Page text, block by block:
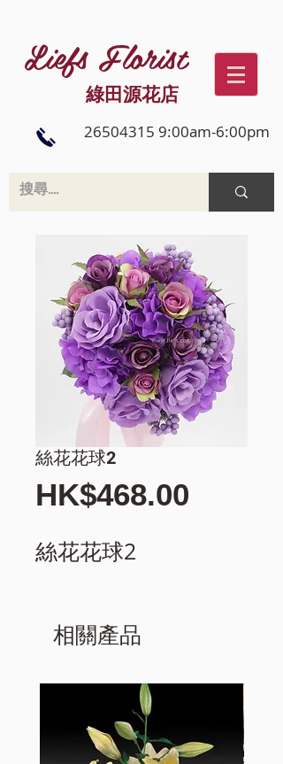
Liefs Florist
綠田源花店
26504315 9:00am-6:00pm
絲花花球2
HK$468.00
絲花花球2
相關產品